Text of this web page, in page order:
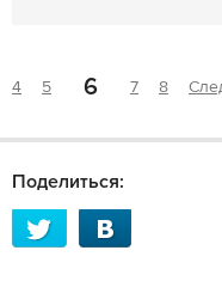
4 5 6 7 8
Поделиться: